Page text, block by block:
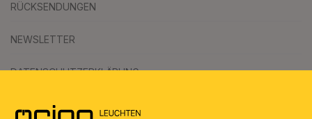
RÜCKSENDUNGEN
NEWSLETTER
DATENSCHUTZERKLÄRUNG